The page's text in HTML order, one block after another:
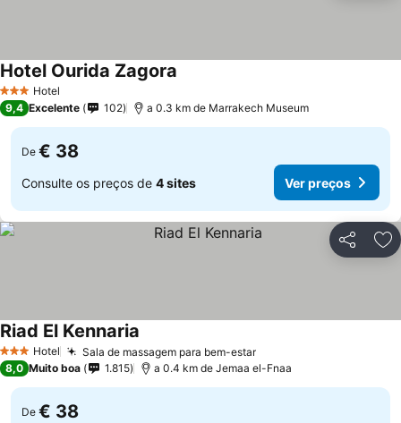
3 EstrelasHotel
Hotel Ourida Zagora
9,4 Excelente 102 a 0.3 km de Marrakech Museum
De € 38
Consulte os preços de 4 sites Ver preços
Partilhar
3 EstrelasHotel Sala de massagem para bem-estar
Riad El Kennaria
8,0 Muito boa 1.815 a 0.4 km de Jemaa el-Fnaa
De € 38